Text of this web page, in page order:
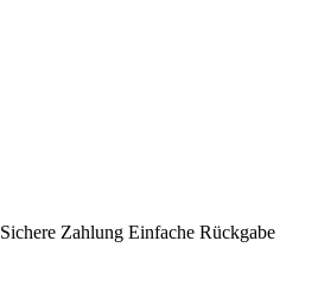
Sichere Zahlung Einfache Rückgabe